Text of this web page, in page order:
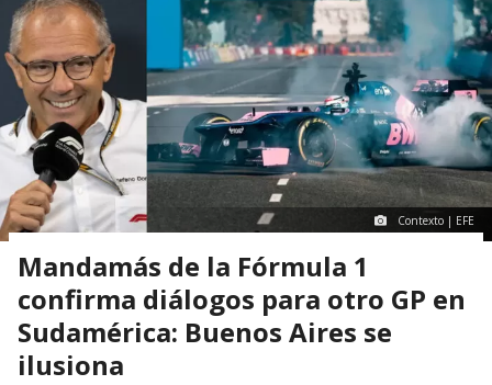
Contexto | EFE
Mandamás de la Fórmula 1
confirma diálogos para otro GP en
Sudamérica: Buenos Aires se
ilusiona